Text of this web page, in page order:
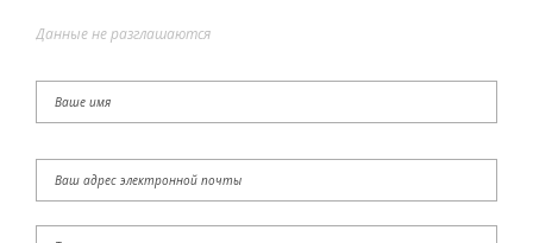
Данные не разглашаются